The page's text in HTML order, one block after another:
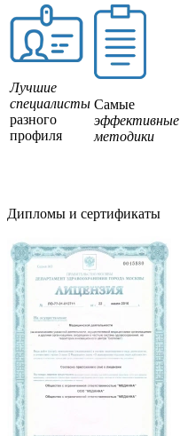
Лучшие
специалисты
разного
профиля
Самые
эффективные
методики
Дипломы и сертификаты